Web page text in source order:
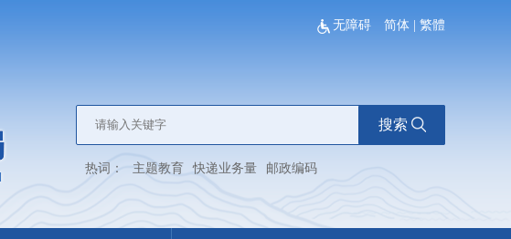
无障碍 简体 繁體
搜索
热词： 主题教育 快递业务量 邮政编码